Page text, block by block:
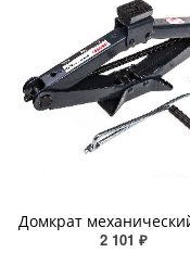
2 101 ₽